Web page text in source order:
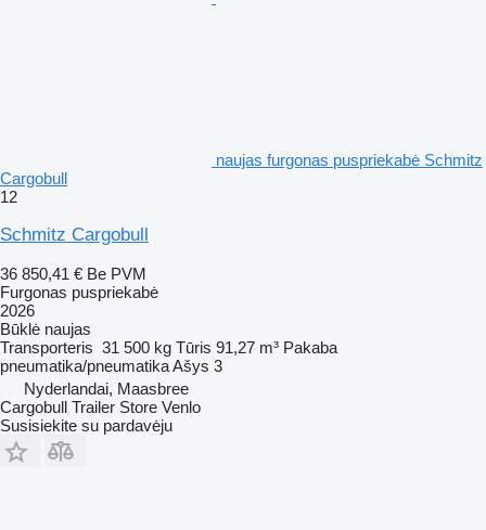
naujas furgonas puspriekabė Schmitz
Cargobull
12
Schmitz Cargobull
36 850,41 € Be PVM
Furgonas puspriekabė
2026
Būklė naujas
Transporteris 31 500 kg Tūris 91,27 m³ Pakaba
pneumatika/pneumatikaAšys 3
Nyderlandai, Maasbree
Cargobull Trailer Store Venlo
Susisiekite su pardavėju